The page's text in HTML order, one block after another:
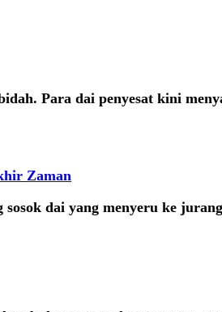
Para dai penyesat kini
Zaman
dai yang menyeru ke